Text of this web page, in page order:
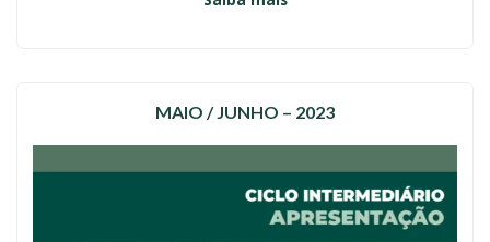
MAIO / JUNHO – 2023